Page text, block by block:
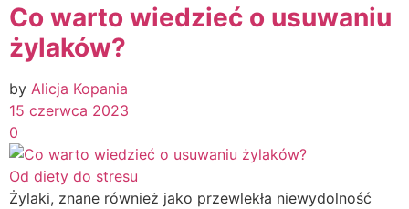
Co warto wiedzieć o usuwaniu
żylaków?
by Alicja Kopania
15 czerwca 2023
0
Od diety do stresu
Żylaki, znane również jako przewlekła niewydolność